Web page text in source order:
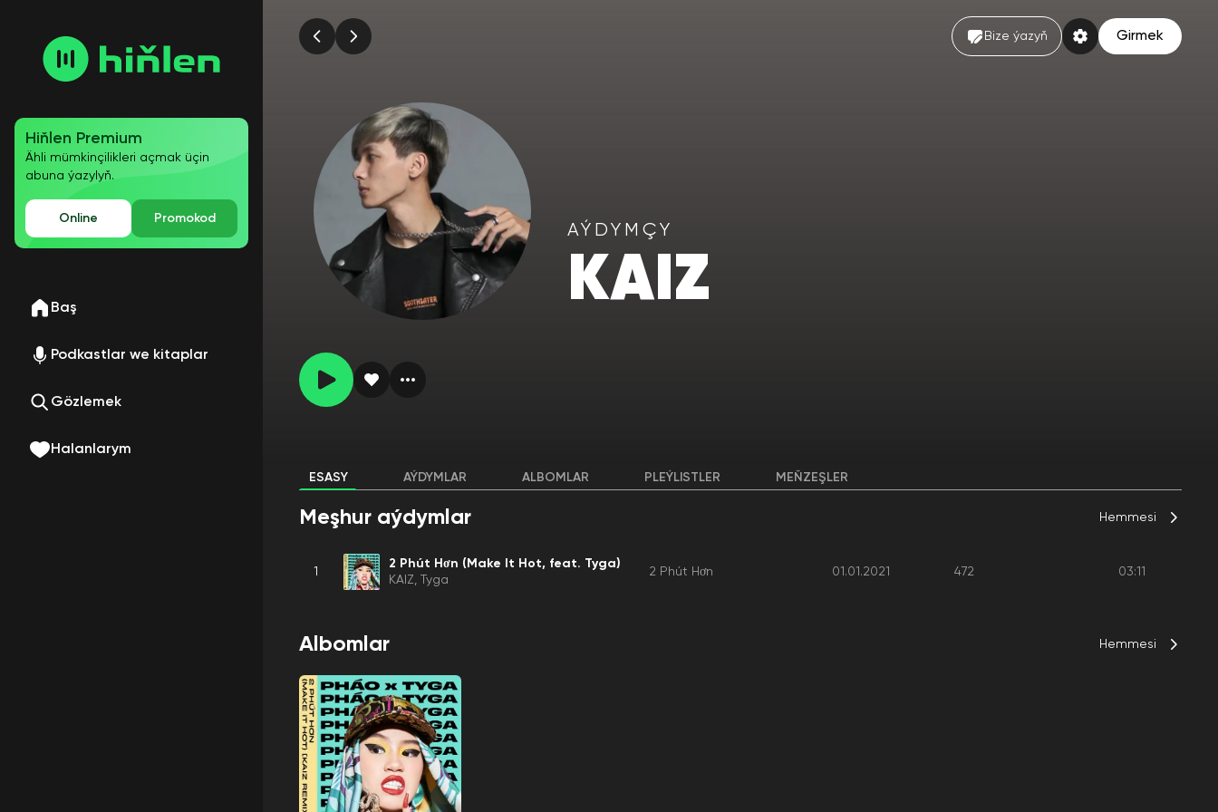
Hiňlen Premium
Ähli mümkinçilikleri açmak üçin
abuna ýazylyň.
Online Promokod
Baş
Podkastlar we kitaplar
Gözlemek
Halanlarym
Bize ýazyň Girmek
AÝDYMÇY
KAIZ
ESASY AÝDYMLAR ALBOMLAR PLEÝLISTLER MEŇZEŞLER
Meşhur aýdymlar Hemmesi
1
2 Phút Hơn (Make It Hot, feat. Tyga)
KAIZ
Tyga
2 Phút Hơn 01.01.2021 472 03:11
Albomlar Hemmesi